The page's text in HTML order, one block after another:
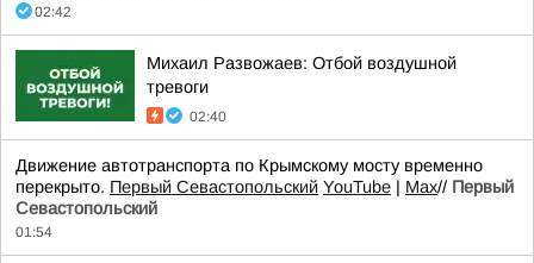
02:42
Михаил Развожаев: Отбой воздушной
тревоги
02:40
Движение автотранспорта по Крымскому мосту временно
перекрыто. Первый Севастопольский YouTube | Max// Первый
Севастопольский
01:54